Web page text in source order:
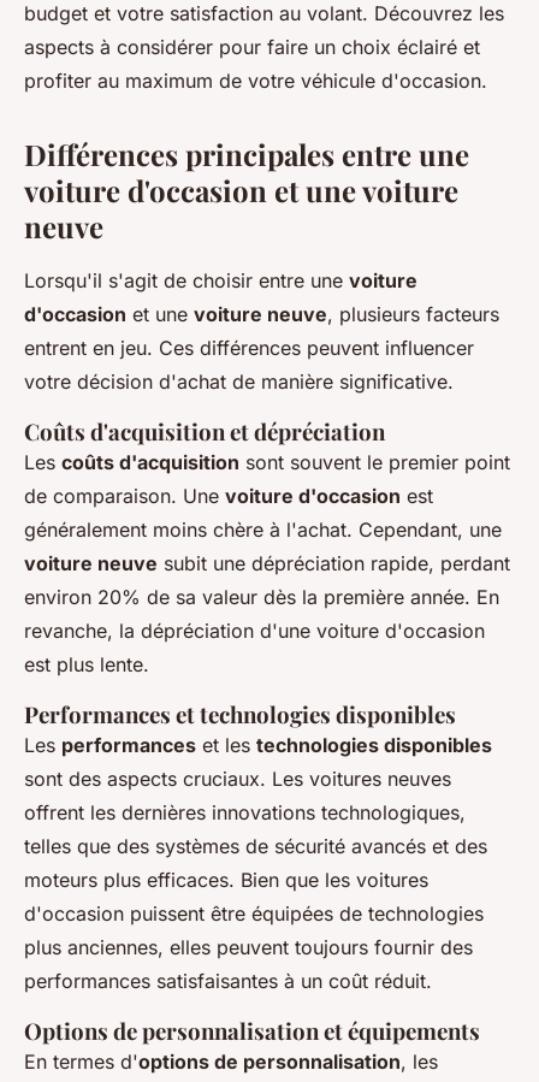
budget et votre satisfaction au volant. Découvrez les
aspects à considérer pour faire un choix éclairé et
profiter au maximum de votre véhicule d'occasion.
Différences principales entre une
voiture d'occasion et une voiture
neuve
Lorsqu'il s'agit de choisir entre une voiture
d'occasion et une voiture neuve, plusieurs facteurs
entrent en jeu. Ces différences peuvent influencer
votre décision d'achat de manière significative.
Coûts d'acquisition et dépréciation
Les coûts d'acquisition sont souvent le premier point
de comparaison. Une voiture d'occasion est
généralement moins chère à l'achat. Cependant, une
voiture neuve subit une dépréciation rapide, perdant
environ 20% de sa valeur dès la première année. En
revanche, la dépréciation d'une voiture d'occasion
est plus lente.
Performances et technologies disponibles
Les performances et les technologies disponibles
sont des aspects cruciaux. Les voitures neuves
offrent les dernières innovations technologiques,
telles que des systèmes de sécurité avancés et des
moteurs plus efficaces. Bien que les voitures
d'occasion puissent être équipées de technologies
plus anciennes, elles peuvent toujours fournir des
performances satisfaisantes à un coût réduit.
Options de personnalisation et équipements
En termes d'options de personnalisation, les